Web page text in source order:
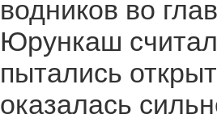
водников во
Юрункаш
пытались
оказалась